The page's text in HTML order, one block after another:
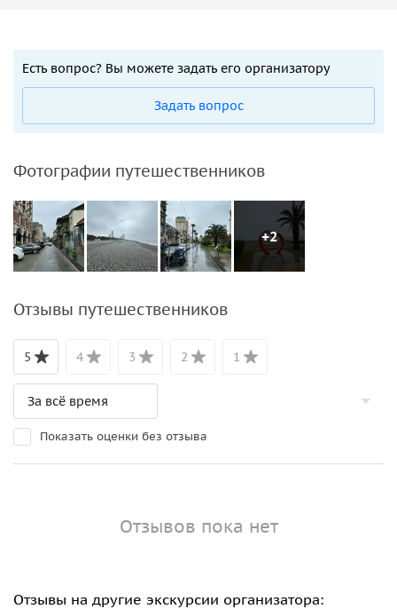
Есть вопрос? Вы можете задать его организатору
Задать вопрос
Фотографии путешественников
+2
Отзывы путешественников
5 4 3 2 1
Показать оценки без отзыва
Отзывов пока нет
Отзывы на другие экскурсии организатора: